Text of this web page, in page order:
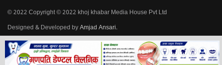
© 2022 Copyright © 2022 khoj khabar Media House Pvt Ltd
Designed & Developed byAmjad Ansari.